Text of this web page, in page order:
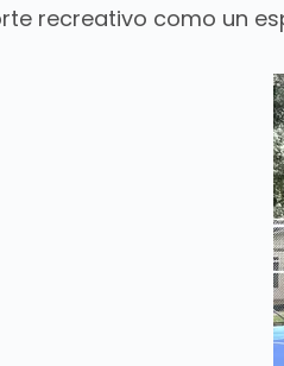
recreativo como un